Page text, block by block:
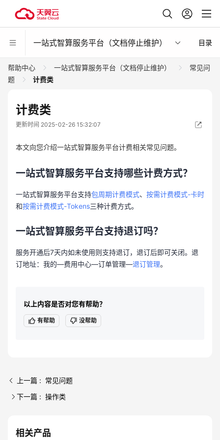
一站式智算服务平台（文档停止维护） 目录
帮助中心 一站式智算服务平台（文档停止维护）
常见问
题
计费类
计费类
更新时间 2025-02-26 15:32:07
本文向您介绍一站式智算服务平台计费相关常见问题。
一站式智算服务平台支持哪些计费方式？
一站式智算服务平台支持包周期计费模式、 按需计费模式-卡时
和按需计费模式-Tokens三种计费方式。
一站式智算服务平台支持退订吗？
服务开通后7天内如未使用则支持退订，退订后即可关闭。退
订地址：我的—费用中心—订单管理—退订管理。
以上内容是否对您有帮助？
有帮助 没帮助
上一篇 : 常见问题
下一篇 : 操作类
相关产品